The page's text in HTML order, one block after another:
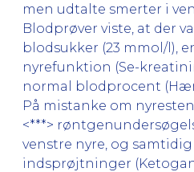
men udtalte smerter i
Blodprøver viste, at der
blodsukker (23 mmol/l),
nyrefunktion (Se-
normal blodprocent
På mistanke om
<***>
venstre nyre, og
indsprøjtninger